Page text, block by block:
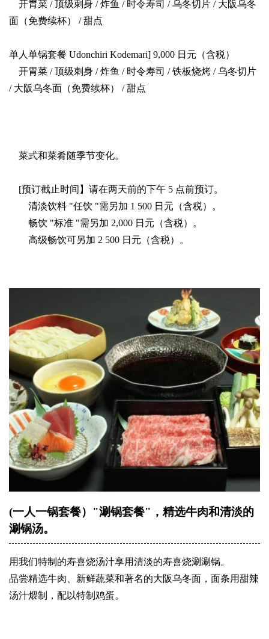
开胃菜 / 顶级刺身 / 炸鱼 / 时令寿司 / 乌冬切片 / 大阪乌冬
面（免费续杯） / 甜点
单人单锅套餐 Udonchiri Kodemari] 9,000 日元（含税）
开胃菜 / 顶级刺身 / 炸鱼 / 时令寿司 / 铁板烧烤 / 乌冬切片
/ 大阪乌冬面（免费续杯） / 甜点
菜式和菜肴随季节变化。
[预订截止时间】请在两天前的下午 5 点前预订。
清淡饮料 "任饮 "需另加 1 500 日元（含税）。
畅饮 "标准 "需另加 2,000 日元（含税）。
高级畅饮可另加 2 500 日元（含税）。
(一人一锅套餐）"涮锅套餐"，精选牛肉和清淡的
涮锅汤。
用我们特制的寿喜烧汤汁享用清淡的寿喜烧涮涮锅。
品尝精选牛肉、新鲜蔬菜和著名的大阪乌冬面，面条用甜辣
汤汁煨制，配以特制鸡蛋。